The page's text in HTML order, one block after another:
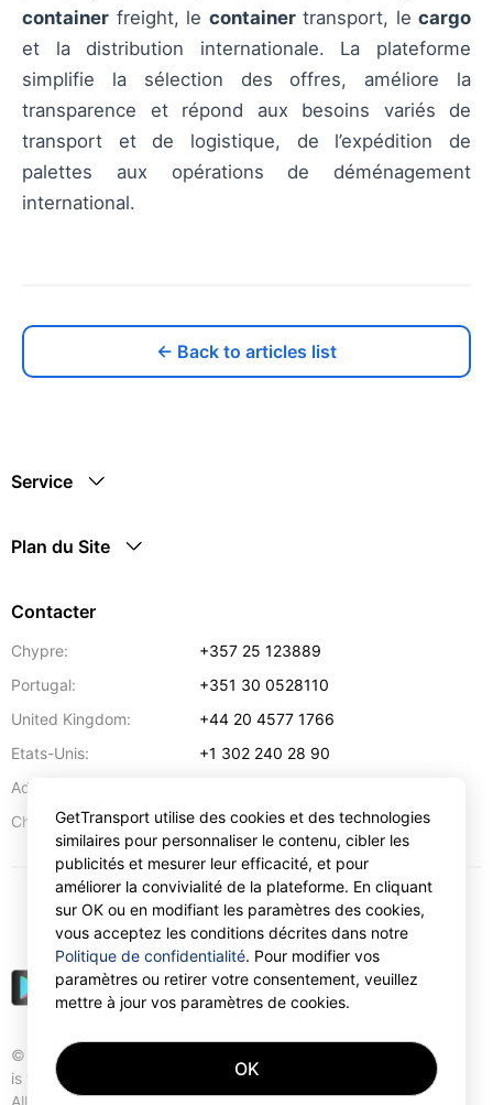
container freight, le containertransport, le cargo
et la distribution internationale. La plateforme
simplifie la sélection des offres, améliore la
transparence et répond aux besoins variés de
transport et de logistique, de l’expédition de
palettes aux opérations de déménagement
international.
← Back to articles list
Service
Plan du Site
Contacter
Chypre:
+357 25 123889
Portugal:
+351 30 0528110
United Kingdom:
+44 20 4577 1766
Etats-Unis:
+1 302 240 28 90
Adresse:
Chypre:
57 Spyrou Kyprianou,Larnaca 6051
© Gettransport International Limited. GetTransport®
is trademark of Gettransport International Limited.
EUR
GetTransport utilise des cookies et des technologies
similaires pour personnaliser le contenu, cibler les
publicités et mesurer leur efficacité, et pour
améliorer la convivialité de la plateforme. En cliquant
sur OK ou en modifiant les paramètres des cookies,
vous acceptez les conditions décrites dans notre
Politique de confidentialité. Pour modifier vos
paramètres ou retirer votre consentement, veuillez
mettre à jour vos paramètres de cookies.
OK